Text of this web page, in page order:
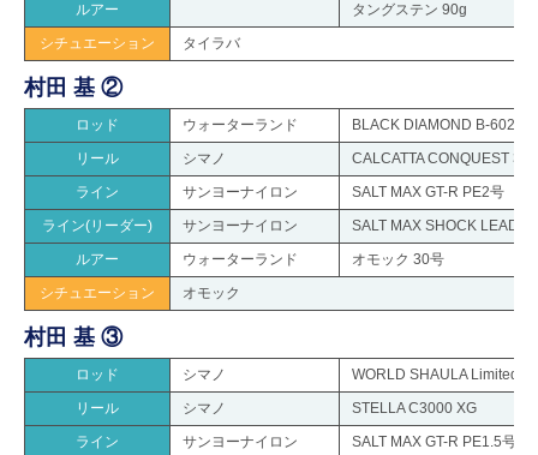
ルアー
タングステン 90g
シチュエーション
タイラバ
村田 基 ②
ロッド ウォーターランド
BLACK DIAMOND B-602
リール
シマノ
CALCATTA CONQUEST
ライン
サンヨーナイロン
SALT MAX GT-R PE2号
ライン(リーダー)
サンヨーナイロン
SALT MAX SHOCK
ルアー
ウォーターランド
オモック 30号
シチュエーション
オモック
村田 基 ③
ロッド シマノ
WORLD SHAULA Limited
リール
シマノ
STELLA C3000 XG
ライン
サンヨーナイロン
SALT MAX GT-R PE1.5号